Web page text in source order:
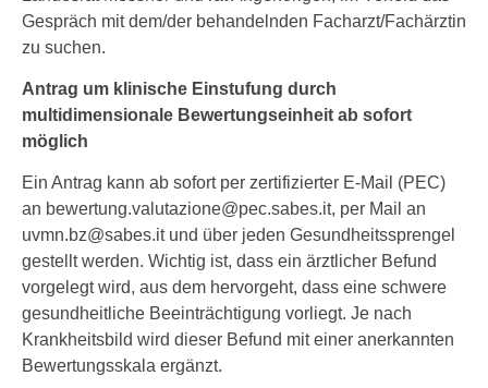
Gespräch mit dem/der behandelnden Facharzt/Fachärztin
zu suchen.
Antrag um klinische Einstufung durch
multidimensionale Bewertungseinheit ab sofort
möglich
Ein Antrag kann ab sofort per zertifizierter E-Mail (PEC)
an bewertung.valutazione@pec.sabes.it, per Mail an
uvmn.bz@sabes.it und über jeden Gesundheitssprengel
gestellt werden. Wichtig ist, dass ein ärztlicher Befund
vorgelegt wird, aus dem hervorgeht, dass eine schwere
gesundheitliche Beeinträchtigung vorliegt. Je nach
Krankheitsbild wird dieser Befund mit einer anerkannten
Bewertungsskala ergänzt.